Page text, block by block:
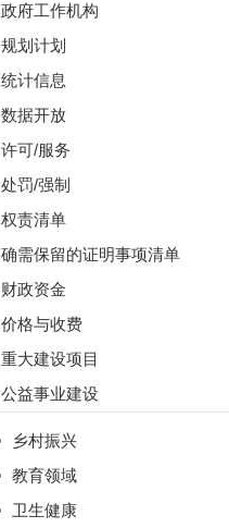
政府工作机构
规划计划
统计信息
数据开放
许可/服务
处罚/强制
权责清单
确需保留的证明事项清单
财政资金
价格与收费
重大建设项目
公益事业建设
乡村振兴
教育领域
卫生健康